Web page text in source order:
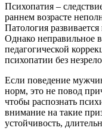
Психопатия –
раннем возрасте
Патология
Однако неправильное
педагогической
психопатии без
Если поведение
норм, это не повод
чтобы распознать
внимание на такие
устойчивость,